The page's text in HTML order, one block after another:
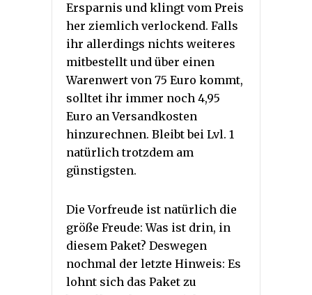
Ersparnis und klingt vom Preis
her ziemlich verlockend. Falls
ihr allerdings nichts weiteres
mitbestellt und über einen
Warenwert von 75 Euro kommt,
solltet ihr immer noch 4,95
Euro an Versandkosten
hinzurechnen. Bleibt bei Lvl. 1
natürlich trotzdem am
günstigsten.
Die Vorfreude ist natürlich die
größe Freude: Was ist drin, in
diesem Paket? Deswegen
nochmal der letzte Hinweis: Es
lohnt sich das Paket zu